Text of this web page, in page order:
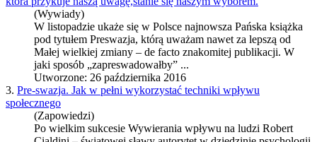
(Wywiady)
W listopadzie ukaże się w Polsce najnowsza Pańska książka
pod tytułem Preswazja, którą uważam nawet za lepszą od
Małej wielkiej zmiany – de facto znakomitej publikacji. W
jaki sposób „zapreswadowałby” ...
Utworzone: 26 października 2016
3. Pre-swazja. Jak w pełni wykorzystać techniki wpływu
społecznego
(Zapowiedzi)
Po wielkim sukcesie Wywierania wpływu na ludzi Robert